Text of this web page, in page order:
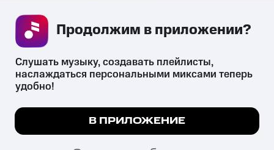
СКАЧАТЬ ПРИЛОЖЕНИЕ
психотропных веществ, их аналогов причиняет вред здоровью,
их незаконный оборот запрещён и влечёт установленную
законодательством ответственность.
© 2026 ООО «КИОН».
Мы используем куки, чтобы на сайте все
Подробнее
Слушать музыку, создавать плейлисты,
наслаждаться персональными миксами теперь
удобно!
В ПРИЛОЖЕНИЕ